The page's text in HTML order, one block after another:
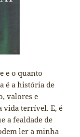
e o quanto
é a história de
valores e
vida terrível. E, é
a fealdade de
ler a minha